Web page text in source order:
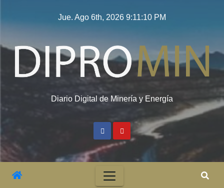
Jue. Ago 6th, 20269:11:11 PM
Diario Digital de Minería y Energía